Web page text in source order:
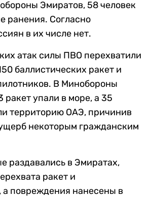
Эмиратов, 58 человек
ранения. Согласно
в их числе нет.
атак силы ПВО перехватили
баллистических ракет и
В Минобороны
ракет упали в море, а 35
территорию ОАЭ, причинив
некоторым гражданским
раздавались в Эмиратах,
ракет и
а повреждения нанесены в